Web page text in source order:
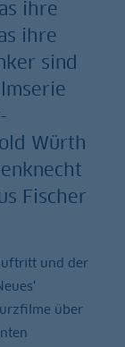
ihre
ihre
sind
Würth
Fischer
und der
über